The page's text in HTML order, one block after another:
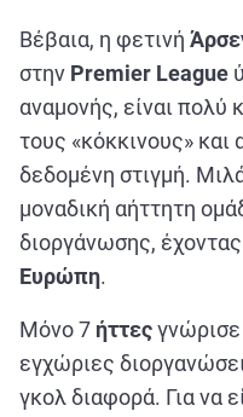
Βέβαια, η φετινή
στην Premier League
αναμονής, είναι πολύ
τους «κόκκινους» και
δεδομένη στιγμή.
μοναδική αήττητη
διοργάνωσης,
Ευρώπη.
Μόνο 7 ήττες
εγχώριες
γκολ διαφορά. Για να